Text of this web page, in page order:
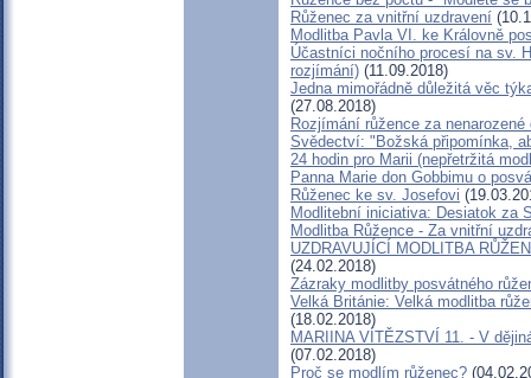
Růženec za vnitřní uzdravení
Modlitba Pavla VI. ke Královně
Účastníci nočního procesí na sv.
rozjímání) (11.09.2018)
Jedna mimořádně důležitá věc
(27.08.2018)
Rozjímání růžence za nenarozené
Svědectví: "Božská připomínka,
24 hodin pro Marii (nepřetržitá
Panna Marie don Gobbimu o
Růženec ke sv. Josefovi
Modlitební iniciativa: ‎Desiatok za
Modlitba Růžence - Za vnitřní
UZDRAVUJÍCÍ MODLITBA
(24.02.2018)
Zázraky modlitby posvátného
Velká Británie: Velká modlitba
(18.02.2018)
MARIINA VÍTĚZSTVÍ 11. - V
(07.02.2018)
Proč se modlím růženec?